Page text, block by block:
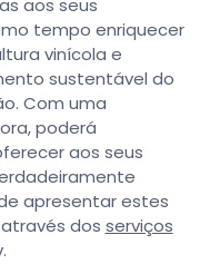
aos seus
tempo enriquecer
vinícola e
sustentável do
Com uma
poderá
aos seus
apresentar estes
dos serviços